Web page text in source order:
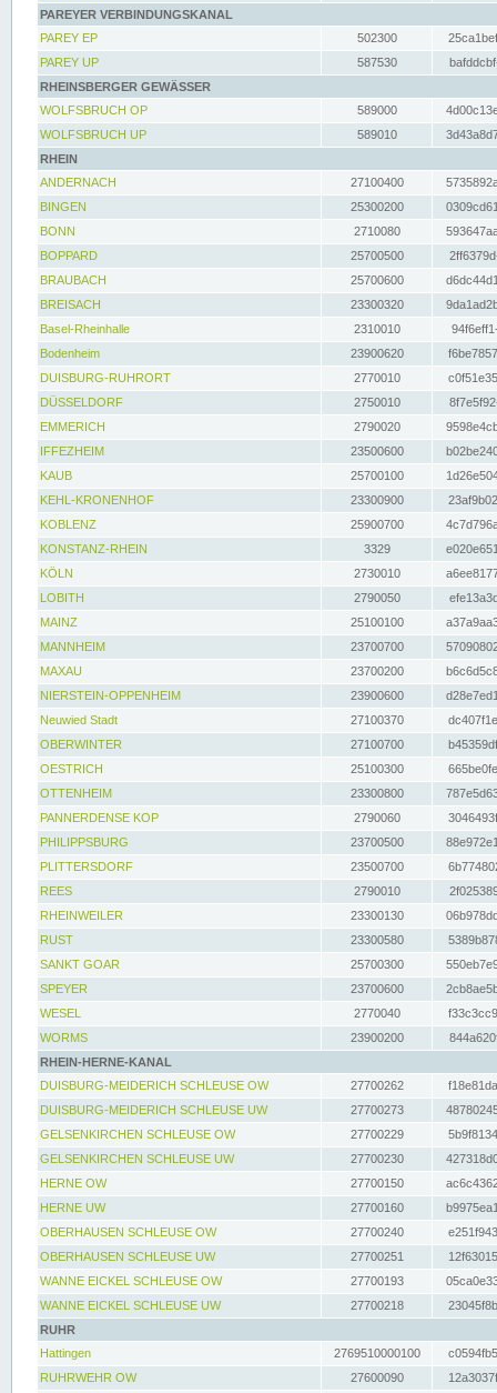
PAREYER VERBINDUNGSKANAL
PAREY EP
502300
PAREY UP
587530
RHEINSBERGER GEWÄSSER
WOLFSBRUCH OP
589000
WOLFSBRUCH UP
589010
RHEIN
ANDERNACH
27100400
BINGEN
25300200
BONN
2710080
BOPPARD
25700500
BRAUBACH
25700600
BREISACH
23300320
Basel-Rheinhalle
2310010
Bodenheim
23900620
DUISBURG-RUHRORT
2770010
DÜSSELDORF
2750010
EMMERICH
2790020
IFFEZHEIM
23500600
KAUB
25700100
KEHL-KRONENHOF
23300900
KOBLENZ
25900700
KONSTANZ-RHEIN
3329
KÖLN
2730010
LOBITH
2790050
MAINZ
25100100
MANNHEIM
23700700
MAXAU
23700200
NIERSTEIN-OPPENHEIM
23900600
Neuwied Stadt
27100370
OBERWINTER
27100700
OESTRICH
25100300
OTTENHEIM
23300800
PANNERDENSE KOP
2790060
PHILIPPSBURG
23700500
PLITTERSDORF
23500700
REES
2790010
RHEINWEILER
23300130
RUST
23300580
SANKT GOAR
25700300
SPEYER
23700600
WESEL
2770040
WORMS
23900200
RHEIN-HERNE-KANAL
DUISBURG-MEIDERICH SCHLEUSE OW
27700262
DUISBURG-MEIDERICH SCHLEUSE UW
27700273
GELSENKIRCHEN SCHLEUSE OW
27700229
GELSENKIRCHEN SCHLEUSE UW
27700230
HERNE OW
27700150
HERNE UW
27700160
OBERHAUSEN SCHLEUSE OW
27700240
OBERHAUSEN SCHLEUSE UW
27700251
WANNE EICKEL SCHLEUSE OW
27700193
WANNE EICKEL SCHLEUSE UW
27700218
RUHR
Hattingen
2769510000100
RUHRWEHR OW
27600090